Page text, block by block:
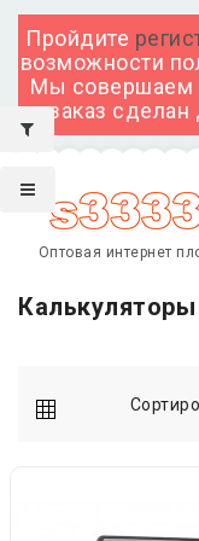
Пройдите
возможности
Мы совершаем
заказ
Оптовая интернет
Калькуляторы